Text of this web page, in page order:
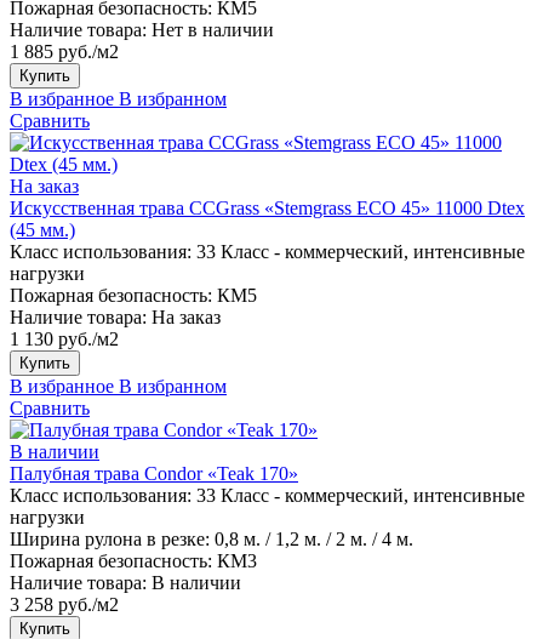
Пожарная безопасность: КМ5
Наличие товара: Нет в наличии
1 885 руб./м2
Купить
В избранное В избранном
Сравнить
На заказ
Искусственная трава CCGrass «Stemgrass ECO 45» 11000 Dtex
(45 мм.)
Класс использования: 33 Класс - коммерческий, интенсивные
нагрузки
Пожарная безопасность: КМ5
Наличие товара: На заказ
1 130 руб./м2
Купить
В избранное В избранном
Сравнить
В наличии
Палубная трава Condor «Teak 170»
Класс использования: 33 Класс - коммерческий, интенсивные
нагрузки
Ширина рулона в резке: 0,8 м. / 1,2 м. / 2 м. / 4 м.
Пожарная безопасность: КМ3
Наличие товара: В наличии
3 258 руб./м2
Купить